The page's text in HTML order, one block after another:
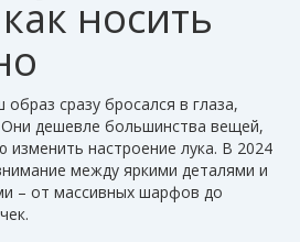
носить
сразу бросался в глаза,
Они дешевле большинства вещей,
настроение лука. В 2024
между яркими деталями и
– от массивных шарфов до